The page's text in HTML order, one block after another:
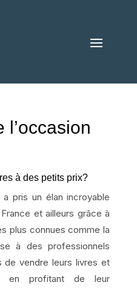
l’occasion
à des petits prix?
pris un élan incroyable
et ailleurs grâce à
plus connues comme la
à des professionnels
de vendre leurs livres et
en profitant de leur